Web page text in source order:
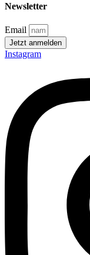
Newsletter
Email
Jetzt anmelden
Instagram